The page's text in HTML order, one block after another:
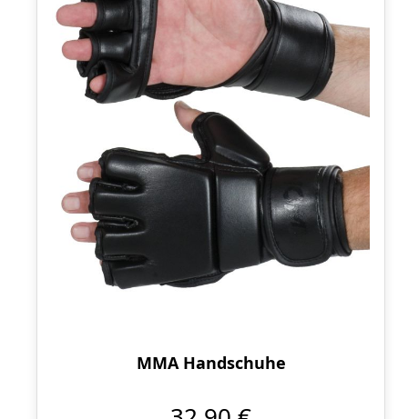
MMA Handschuhe